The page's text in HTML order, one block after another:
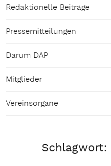
Redaktionelle Beiträge
Pressemitteilungen
Darum DAP
Mitglieder
Vereinsorgane
Schlagwort: